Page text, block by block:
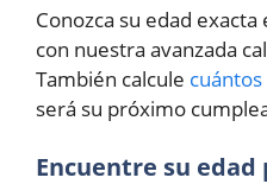
Conozca su edad
con nuestra avanzada
También calcule cuántos
será su próximo
Encuentre su edad